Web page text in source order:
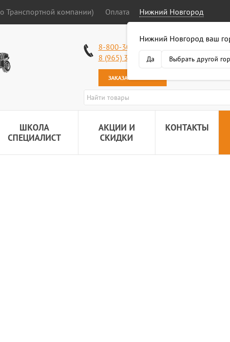
Транспортной компании) Оплата Нижний Новгород
Нижний Новгород ваш
Да Выбрать другой
8-800-301-50-58
8 (965) 318-34-38
ЗАКАЗАТЬ ЗВОНОК
ШКОЛА
СПЕЦИАЛИСТ
АКЦИИ И
СКИДКИ
КОНТАКТЫ